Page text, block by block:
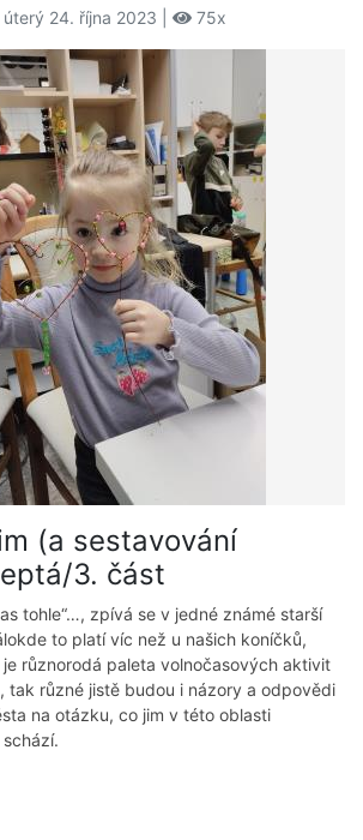
úterý 24. října 2023 | 75x
(a sestavování
3. část
tohle“…, zpívá se v jedné známé starší
to platí víc než u našich koníčků,
různorodá paleta volnočasových aktivit
tak různé jistě budou i názory a odpovědi
na otázku, co jim v této oblasti